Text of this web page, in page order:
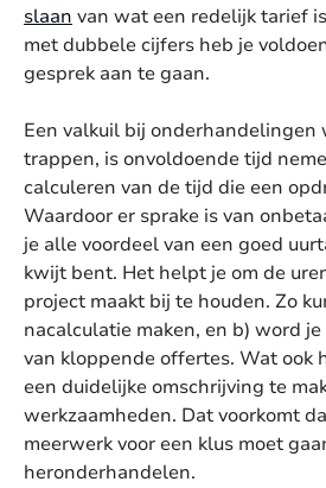
slaan van wat een redelijk tarief
met dubbele cijfers heb je
gesprek aan te gaan.
Een valkuil bij onderhandelingen
trappen, is onvoldoende tijd
calculeren van de tijd die een
Waardoor er sprake is van
je alle voordeel van een goed
kwijt bent. Het helpt je om de
project maakt bij te houden. Zo
nacalculatie maken, en b) word
van kloppende offertes. Wat ook
een duidelijke omschrijving te
werkzaamheden. Dat voorkomt
meerwerk voor een klus moet
heronderhandelen.